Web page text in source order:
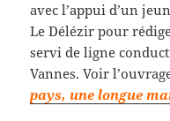
avec l’appui d’un
Le Délézir pour
servi de ligne
Vannes. Voir
pays, une longue